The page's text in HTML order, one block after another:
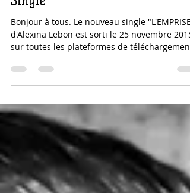
Alexina Lebon - "L'EMPRISE" -
Single
Bonjour à tous. Le nouveau single "L'EMPRISE"
d'Alexina Lebon est sorti le 25 novembre 2015